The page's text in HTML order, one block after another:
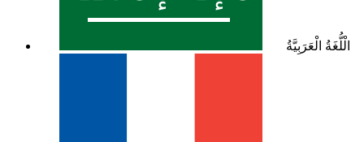
الْلُّغَةُ الْعَرَبِيَّةُ